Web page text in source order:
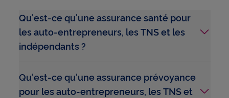
Qu'est-ce qu'une assurance santé pour
les auto-entrepreneurs, les TNS et les
indépendants ?
Qu'est-ce qu'une assurance prévoyance
pour les auto-entrepreneurs, les TNS et